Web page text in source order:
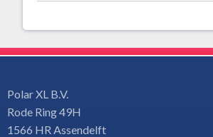
Polar XL B.V.
Rode Ring 49H
1566 HR Assendelft